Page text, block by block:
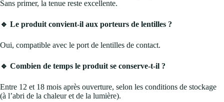
Sans primer, la tenue reste excellente.
🔹 Le produit convient-il aux porteurs de lentilles ?
Oui, compatible avec le port de lentilles de contact.
🔹 Combien de temps le produit se conserve-t-il ?
Entre 12 et 18 mois après ouverture, selon les conditions de stockage
(à l’abri de la chaleur et de la lumière).